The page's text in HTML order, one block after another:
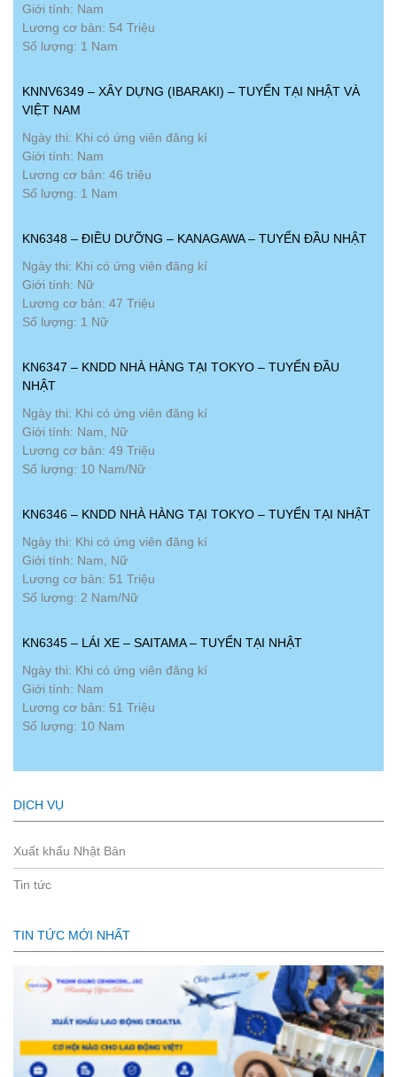
Giới tính: Nam
Lương cơ bản: 54 Triệu
Số lượng: 1 Nam
KNNV6349 – XÂY DỰNG (IBARAKI) – TUYỂN TẠI NHẬT VÀ
VIỆT NAM
Ngày thi: Khi có ứng viên đăng kí
Giới tính: Nam
Lương cơ bản: 46 triệu
Số lượng: 1 Nam
KN6348 – ĐIỀU DƯỠNG – KANAGAWA – TUYỂN ĐẦU NHẬT
Ngày thi: Khi có ứng viên đăng kí
Giới tính: Nữ
Lương cơ bản: 47 Triệu
Số lượng: 1 Nữ
KN6347 – KNDD NHÀ HÀNG TẠI TOKYO – TUYỂN ĐẦU
NHẬT
Ngày thi: Khi có ứng viên đăng kí
Giới tính: Nam, Nữ
Lương cơ bản: 49 Triệu
Số lượng: 10 Nam/Nữ
KN6346 – KNDD NHÀ HÀNG TẠI TOKYO – TUYỂN TẠI NHẬT
Ngày thi: Khi có ứng viên đăng kí
Giới tính: Nam, Nữ
Lương cơ bản: 51 Triệu
Số lượng: 2 Nam/Nữ
KN6345 – LÁI XE – SAITAMA – TUYỂN TẠI NHẬT
Ngày thi: Khi có ứng viên đăng kí
Giới tính: Nam
Lương cơ bản: 51 Triệu
Số lượng: 10 Nam
DỊCH VỤ
Xuất khẩu Nhật Bản
Tin tức
TIN TỨC MỚI NHẤT